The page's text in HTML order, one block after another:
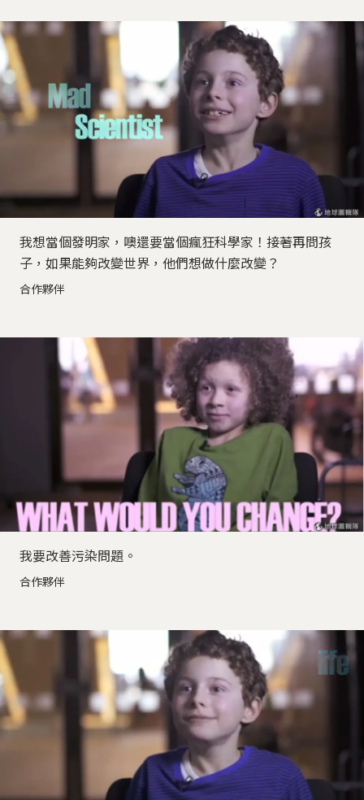
我想當個發明家，噢還要當個瘋狂科學家！接著再問孩
子，如果能夠改變世界，他們想做什麼改變？
合作夥伴
我要改善污染問題。
合作夥伴